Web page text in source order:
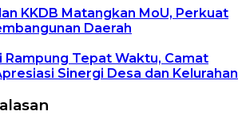
KKDB Matangkan MoU, Perkuat
Daerah
Rampung Tepat Waktu, Camat
Sinergi Desa dan Kelurahan